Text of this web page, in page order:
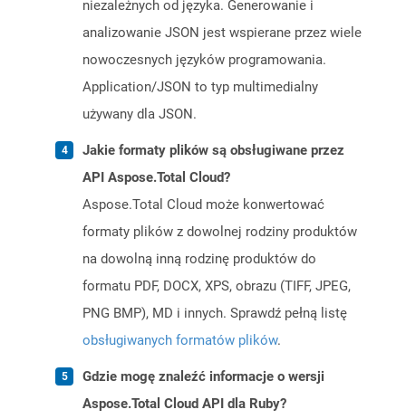
niezależnych od języka. Generowanie i
analizowanie JSON jest wspierane przez wiele
nowoczesnych języków programowania.
Application/JSON to typ multimedialny
używany dla JSON.
Jakie formaty plików są obsługiwane przez
API Aspose.Total Cloud?
Aspose.Total Cloud może konwertować
formaty plików z dowolnej rodziny produktów
na dowolną inną rodzinę produktów do
formatu PDF, DOCX, XPS, obrazu (TIFF, JPEG,
PNG BMP), MD i innych. Sprawdź pełną listę
obsługiwanych formatów plików.
Gdzie mogę znaleźć informacje o wersji
Aspose.Total Cloud API dla Ruby?